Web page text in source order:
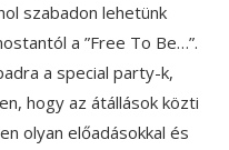
szabadon lehetünk
a ”Free To Be…”.
a special party-k,
hogy az átállások közti
olyan előadásokkal és